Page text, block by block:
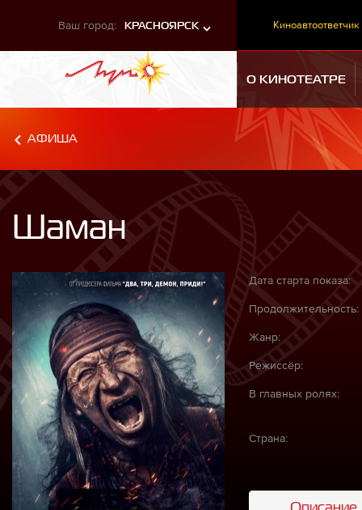
Ваш город: КРАСНОЯРСК Киноавтоответчик
О КИНОТЕАТРЕ
АФИША
Шаман
Дата старта показа:
Продолжительность:
Жанр:
Режиссёр:
В главных ролях:
Страна: